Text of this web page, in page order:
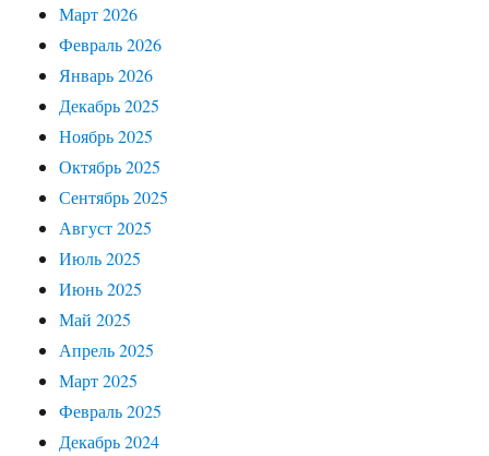
Март 2026
Февраль 2026
Январь 2026
Декабрь 2025
Ноябрь 2025
Октябрь 2025
Сентябрь 2025
Август 2025
Июль 2025
Июнь 2025
Май 2025
Апрель 2025
Март 2025
Февраль 2025
Декабрь 2024